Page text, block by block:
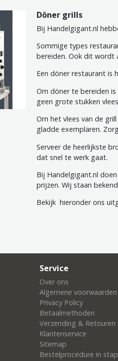
Döner grills
Bij Handelgigant.nl
Sommige types
bereiden. Ook dit wordt
Een döner restaurant is
Om döner te bereiden
geen grote stukken
Om het vlees van de
gladde exemplaren.
Serveer de heerlijkste
dat snel te werk gaat.
Bij Handelgigant.nl
prijzen. Wij staan
Bekijk hieronder ons
Service
Over ons
Algemene voorwaarden
Privacy Policy
Betaalmethoden
Verzending & Retouren
Klantenservice
Sitemap
Bestelprocedure in